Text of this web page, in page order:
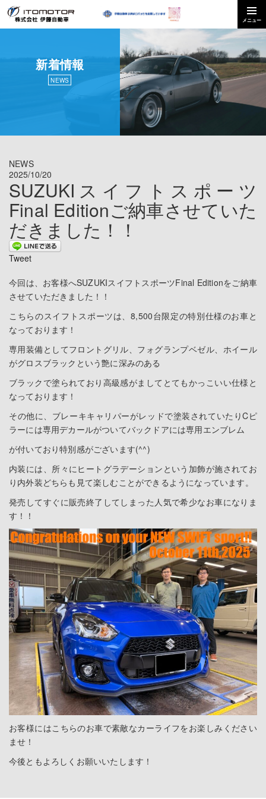
新着情報
NEWS
NEWS
2025/10/20
SUZUKIスイフトスポーツ
Final Editionご納車させていた
だきました！！
Tweet
今回は、お客様へSUZUKIスイフトスポーツFinal Editionをご納車
させていただきました！！
こちらのスイフトスポーツは、8,500台限定の特別仕様のお車と
なっております！
専用装備としてフロントグリル、フォグランプベゼル、ホイール
がグロスブラックという艶に深みのある
ブラックで塗られており高級感がましてとてもかっこいい仕様と
なっております！
その他に、ブレーキキャリパーがレッドで塗装されていたりCピ
ラーには専用デカールがついてバックドアには専用エンブレム
が付いており特別感がございます(^^)
内装には、所々にヒートグラデーションという加飾が施されてお
り内外装どちらも見て楽しむことができるようになっています。
発売してすぐに販売終了してしまった人気で希少なお車になりま
す！！
お客様にはこちらのお車で素敵なカーライフをお楽しみください
ませ！
今後ともよろしくお願いいたします！